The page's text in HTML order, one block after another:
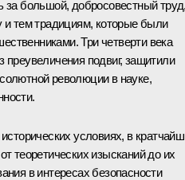
за большой, добросовестный
и тем традициям, которые были
Три четверти века
преувеличения подвиг, защитили
революции в науке,
условиях, в
теоретических изысканий до их
в интересах безопасности